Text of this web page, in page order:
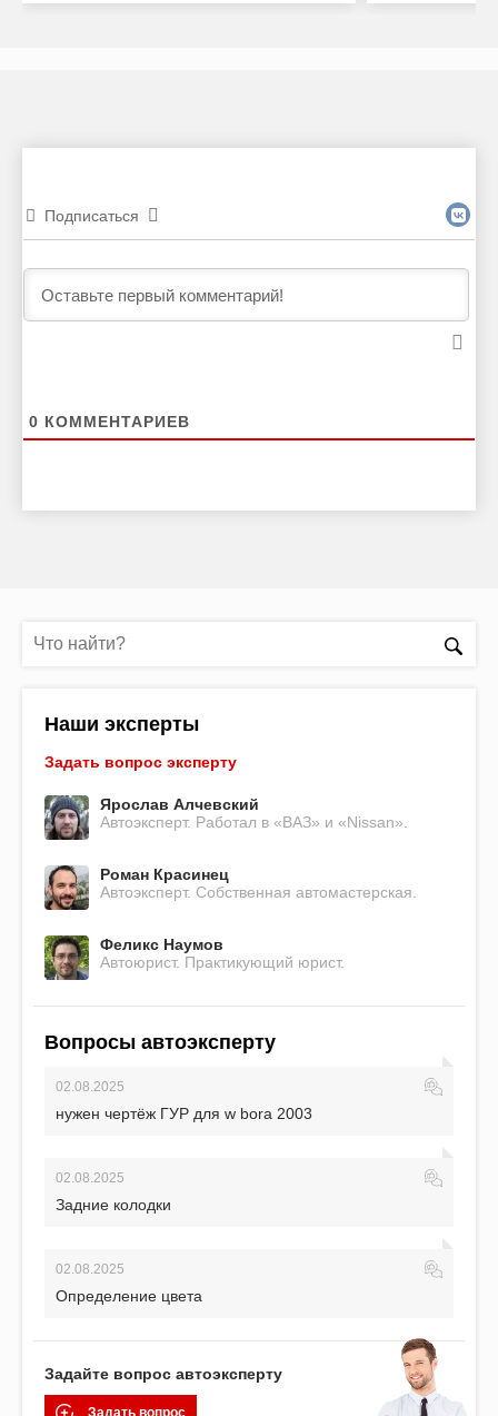
Подписаться
0 КОММЕНТАРИЕВ
Наши эксперты
Задать вопрос эксперту
Ярослав Алчевский
Автоэксперт. Работал в «ВАЗ» и «Nissan».
Роман Красинец
Автоэксперт. Собственная автомастерская.
Феликс Наумов
Автоюрист. Практикующий юрист.
Вопросы автоэксперту
02.08.2025
нужен чертёж ГУР для w bora 2003
02.08.2025
Задние колодки
02.08.2025
Определение цвета
Задайте вопрос автоэксперту
Задать вопрос